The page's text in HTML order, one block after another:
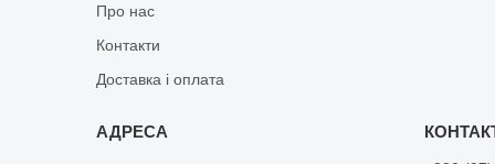
Про нас
Контакти
Доставка і оплата